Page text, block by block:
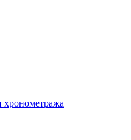
хронометража